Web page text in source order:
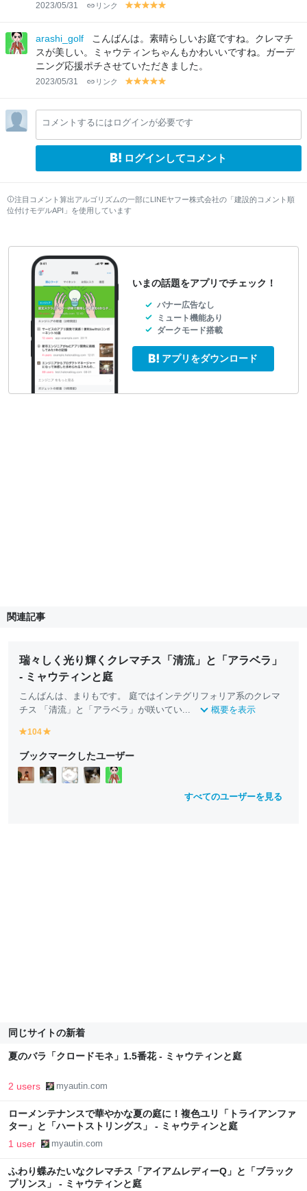
2023/05/31 リンク
y
lo
w
y
lo
w
y
w
y
lo
w
lo
w
arashi_golf
こんばんは。素晴らしいお庭ですね。クレマチ
スが美しい。ミャウティンちゃんもかわいいですね。ガーデ
ニング応援ポチさせていただきました。
2023/05/31 リンク
y
lo
w
y
lo
w
y
lo
w
y
lo
w
lo
w
コメントするにはログインが必要です
ログインしてコメント
注目コメント算出アルゴリズムの一部にLINEヤフー株式会社の「建設的コメント順
位付けモデルAPI」を使用しています
いまの話題をアプリでチェック！
バナー広告なし
ミュート機能あり
ダークモード搭載
アプリをダウンロード
関連記事
瑞々しく光り輝くクレマチス「清流」と「アラベラ」
- ミャウティンと庭
こんばんは、まりもです。 庭ではインテグリフォリア系のクレマ
チス 「清流」と「アラベラ」が咲いてい...
概要を表示
y
ll
o
w
104
ll
o
w
ブックマークしたユーザー
すべてのユーザーを見る
同じサイトの新着
夏のバラ「クロードモネ」1.5番花 - ミャウティンと庭
2 users myautin.com
ローメンテナンスで華やかな夏の庭に！複色ユリ「トライアンファ
ター」と「ハートストリングス」 - ミャウティンと庭
1 user myautin.com
ふわり蝶みたいなクレマチス「アイアムレディーQ」と「ブラック
プリンス」 - ミャウティンと庭